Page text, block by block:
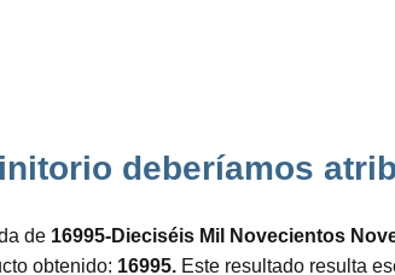
deberíamos
de 16995-Dieciséis Mil Novecientos
obtenido: 16995. Este resultado resulta